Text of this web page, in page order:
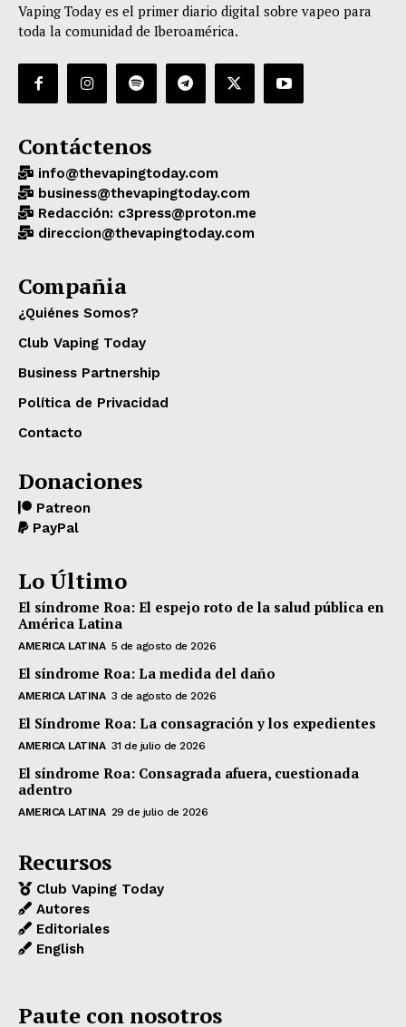
Vaping Today es el primer diario digital sobre vapeo para
toda la comunidad de Iberoamérica.
Contáctenos
info@thevapingtoday.com
business@thevapingtoday.com
Redacción: c3press@proton.me
direccion@thevapingtoday.com
Compañia
¿Quiénes Somos?
Club Vaping Today
Business Partnership
Política de Privacidad
Contacto
Donaciones
Patreon
PayPal
Lo Último
El síndrome Roa: El espejo roto de la salud pública en
América Latina
AMERICA LATINA 5 de agosto de 2026
El síndrome Roa: La medida del daño
AMERICA LATINA 3 de agosto de 2026
El Síndrome Roa: La consagración y los expedientes
AMERICA LATINA 31 de julio de 2026
El síndrome Roa: Consagrada afuera, cuestionada
adentro
AMERICA LATINA 29 de julio de 2026
Recursos
Club Vaping Today
Autores
Editoriales
English
Paute con nosotros